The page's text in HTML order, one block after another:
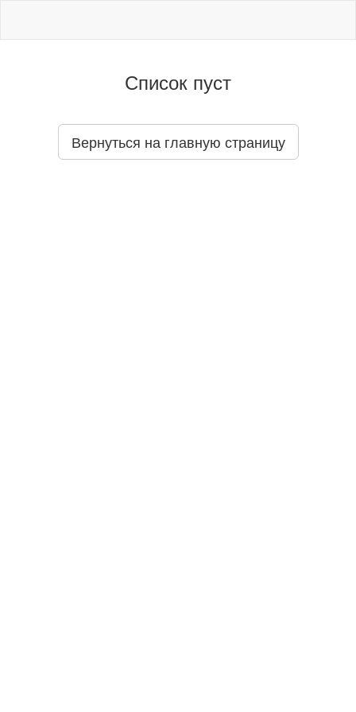
Список пуст
Вернуться на главную страницу